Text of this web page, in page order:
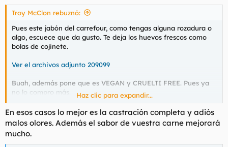
r
d
t
e
a
n
i
i
o
Troy McClon rebuznó:
Pues este jabón del carrefour, como tengas alguna rozadura o
algo, escuece que da gusto. Te deja los huevos frescos como
bolas de cojinete.
Ver el archivos adjunto 209099
Buah, además pone que es VEGAN y CRUELTI FREE. Pues ya
no lo compro más.
Haz clic para expandir...
En esos casos lo mejor es la castración completa y adiós
malos olores. Además el sabor de vuestra carne mejorará
mucho.